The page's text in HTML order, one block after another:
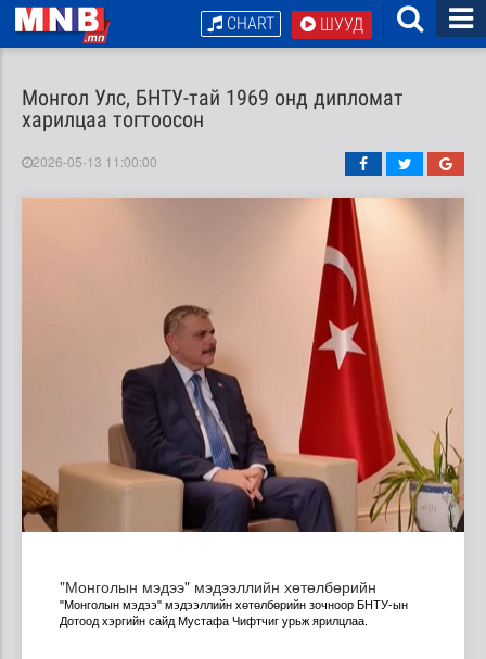
ШУУД
CHART
Монгол Улс, БНТУ-тай 1969 онд дипломат
харилцаа тогтоосон
2026-05-13 11:00:00
"Монголын мэдээ" мэдээллийн хөтөлбөрийн
"Монголын мэдээ" мэдээллийн хөтөлбөрийн зочноор БНТУ-ын
Дотоод хэргийн сайд Мустафа Чифтчиг урьж ярилцлаа.